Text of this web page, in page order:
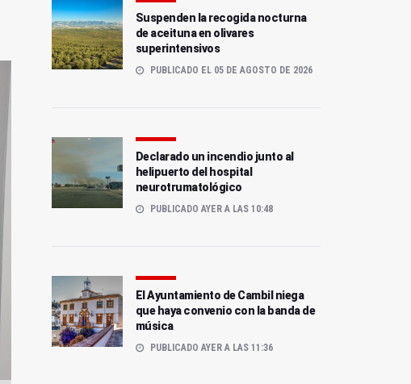
Suspenden la recogida nocturna
de aceituna en olivares
superintensivos
PUBLICADO EL 05 DE AGOSTO DE 2026
Declarado un incendio junto al
helipuerto del hospital
neurotrumatológico
PUBLICADO AYER A LAS 10:48
El Ayuntamiento de Cambil niega
que haya convenio con la banda de
música
PUBLICADO AYER A LAS 11:36